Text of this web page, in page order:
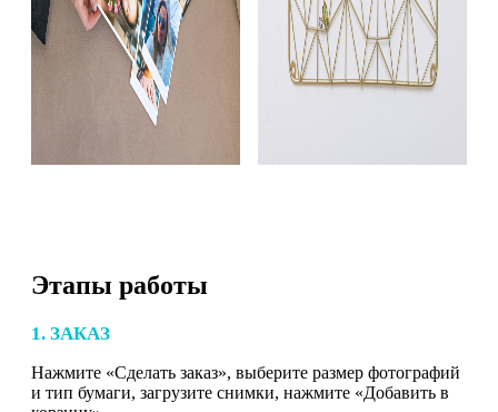
Этапы работы
1. ЗАКАЗ
Нажмите «Сделать заказ», выберите размер фотографий
и тип бумаги, загрузите снимки, нажмите «Добавить в